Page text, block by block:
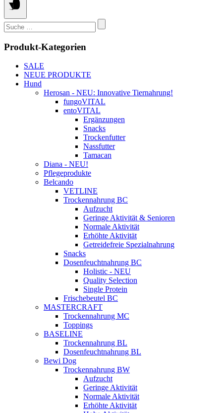
gewählt
werden
Suchen
nach:
Produkt-Kategorien
SALE
NEUE PRODUKTE
Hund
Herosan - NEU: Innovative Tiernahrung!
fungoVITAL
entoVITAL
Ergänzungen
Snacks
Trockenfutter
Nassfutter
Tamacan
Diana - NEU!
Pflegeprodukte
Belcando
VETLINE
Trockennahrung BC
Aufzucht
Geringe Aktivität & Senioren
Normale Aktivität
Erhöhte Aktivität
Getreidefreie Spezialnahrung
Snacks
Dosenfeuchtnahrung BC
Holistic - NEU
Quality Selection
Single Protein
Frischebeutel BC
MASTERCRAFT
Trockennahrung MC
Toppings
BASELINE
Trockennahrung BL
Dosenfeuchtnahrung BL
Bewi Dog
Trockennahrung BW
Aufzucht
Geringe Aktivität
Normale Aktivität
Erhöhte Aktivität